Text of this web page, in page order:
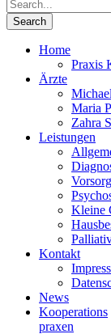
Home
Praxis
Ärzte
Maria
Zahra
Leistungen
Kleine
Kontakt
News
Kooperations­
praxen